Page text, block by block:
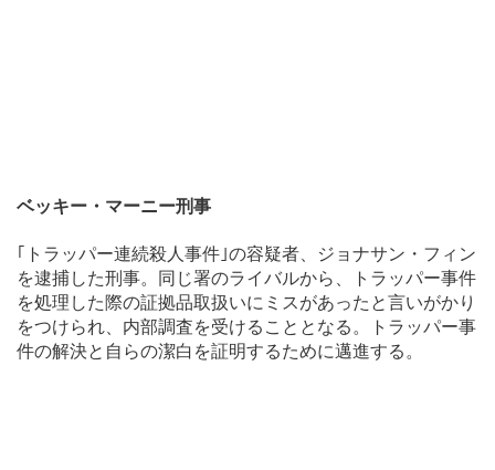
ベッキー・マーニー刑事
｢トラッパー連続殺人事件｣の容疑者、ジョナサン・フィン
を逮捕した刑事。同じ署のライバルから、トラッパー事件
を処理した際の証拠品取扱いにミスがあったと言いがかり
をつけられ、内部調査を受けることとなる。トラッパー事
件の解決と自らの潔白を証明するために邁進する。